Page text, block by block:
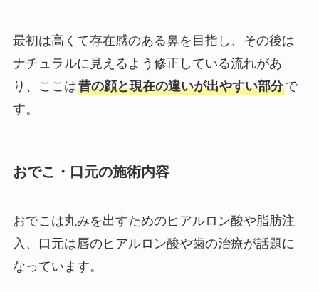
最初は高くて存在感のある鼻を目指し、その後は
ナチュラルに見えるよう修正している流れがあ
り、ここは昔の顔と現在の違いが出やすい部分で
す。
おでこ・口元の施術内容
おでこは丸みを出すためのヒアルロン酸や脂肪注
入、口元は唇のヒアルロン酸や歯の治療が話題に
なっています。